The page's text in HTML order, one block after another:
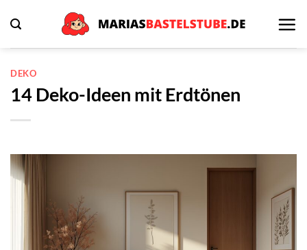
Inhalt
springen
DEKO
14 Deko-Ideen mit Erdtönen